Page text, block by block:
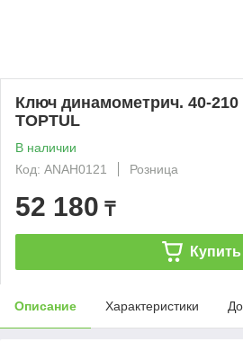
Ключ динамометрич. 40-
TOPTUL
В наличии
Код: ANAH0121
Розница
52 180 ₸
Купить
Описание Характеристики